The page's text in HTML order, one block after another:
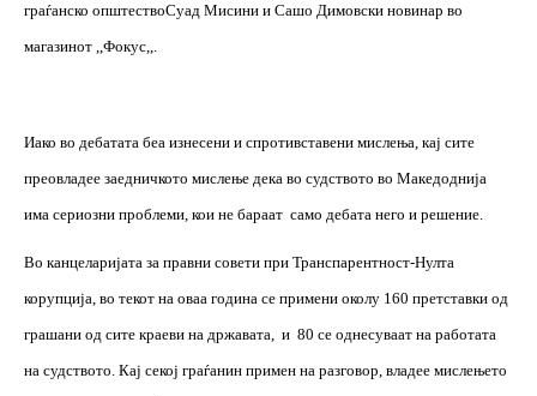
граѓанско општествоСуад Мисини и Сашо Димовски новинар во
магазинот ,,Фокус,,.
Иако во дебатата беа изнесени и спротивставени мислења, кај сите
преовладее заедничкото мислење дека во судството во Македоднија
има сериозни проблеми, кои не бараат само дебата него и решение.
Во канцеларијата за правни совети при Транспарентност-Нулта
корупција, во текот на оваа година се примени околу 160 претставки од
грашани од сите краеви на државата, и 80 се однесуваат на работата
на судството. Кај секој граѓанин примен на разговор, владее мислењето